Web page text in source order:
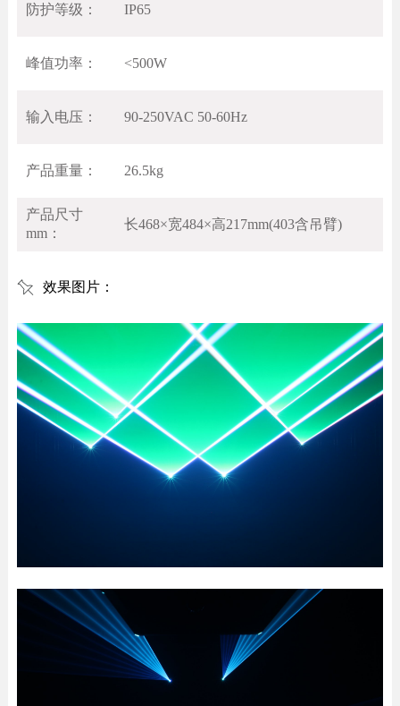
防护等级： IP65
峰值功率： <500W
输入电压： 90-250VAC 50-60Hz
产品重量： 26.5kg
产品尺寸
mm：
长468×宽484×高217mm(403含吊臂)
效果图片：